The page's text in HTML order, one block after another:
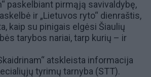
paskelbiant pirmąją savivaldybę,
ir „Lietuvos ryto“ dienraštis,
kaip su pinigais elgėsi Šiaulių
tarybos nariai, tarp kurių – ir
atskleista informacija
tyrimų tarnyba (STT).